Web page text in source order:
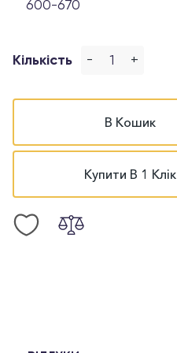
600-670
Кількість - +
В Кошик
Купити В 1 Клік